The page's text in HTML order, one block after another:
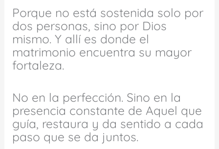
Porque no está sostenida solo por
dos personas, sino por Dios
mismo. Y allí es donde el
matrimonio encuentra su mayor
fortaleza.
No en la perfección. Sino en la
presencia constante de Aquel que
guía, restaura y da sentido a cada
paso que se da juntos.